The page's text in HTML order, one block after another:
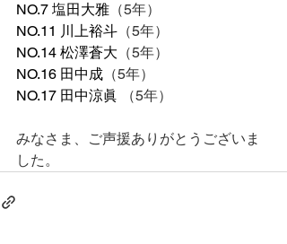
NO.7 塩田大雅 （5年）
NO.11 川上裕斗 （5年）
NO.14 松澤蒼大 （5年）
NO.16 田中成 （5年）
NO.17 田中涼眞
（5年）
みなさま、ご声援ありがとうございま
した。